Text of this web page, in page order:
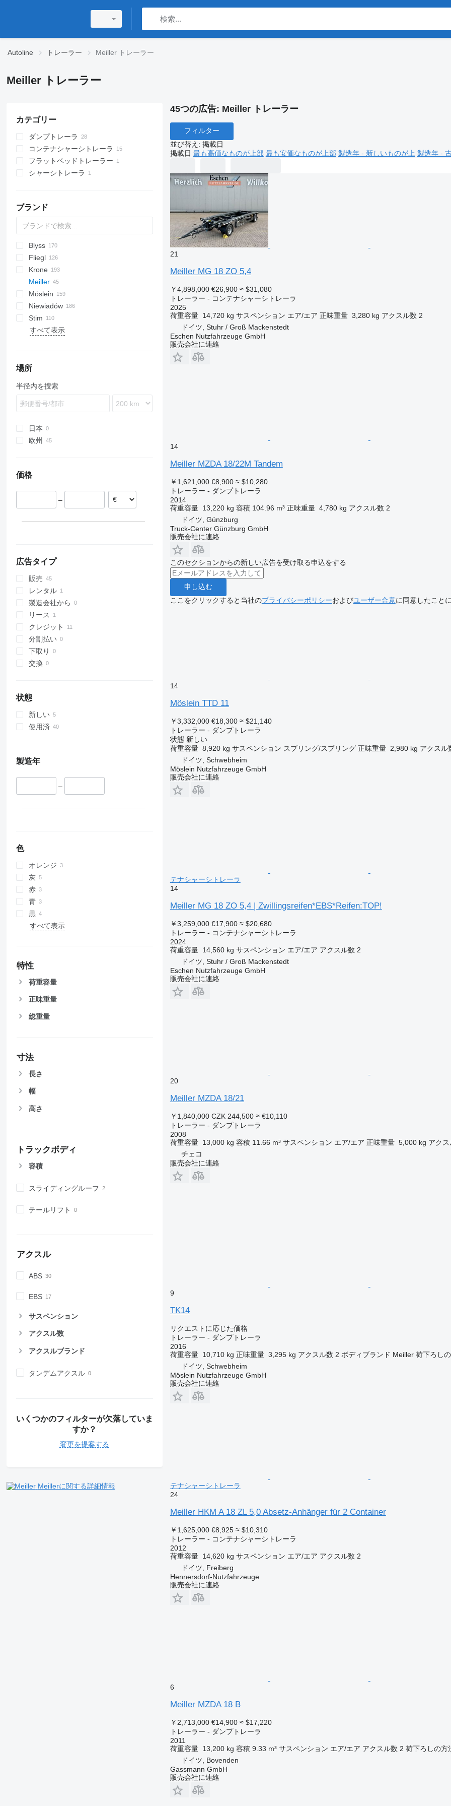
Autoline トレーラー Meiller トレーラー
Meiller トレーラー
カテゴリー
ダンプトレーラ
コンテナシャーシトレーラ
フラットベッドトレーラー
シャーシトレーラ
ブランド
PA
TPW
Z-series
HTS
GTB
PSX
PS
22
Brevis
Gigant
Blyss
Jupiter
Merkury
TA
Z
1205
2260
2270
2300
4260
5420
A Transporter
CarGo
Race Transporter
T Transporter
3 series
BPA
PT
202
CSD
Debon
Gold
Cargos
T 38
HW
A1010
A 1018
LVA
A-series
L-series
S-series
DURUS
TDK
ZDK
MAX
STBZ
Ducato
Fliegl
ASW
DK
DTS
EDK
HKL
SDS
TTS
TWP
ZPS
ZWP
FLA
HTS
HW
819
8328
8527
AC
STN
STZ
TU
CP
PE
DRA
2 JPZL
Azure
Indigo
TPG
Garant
HA
HK
HN
HS
HT
HAR
HMA
HSA
GH
GX
MV
TV
D-series
S-series
T-series
Krone
ADP
AZ
Profi Liner
SD
ZZ
GP
AW
YWE
ZFHB
ZK
ZW
A-series
Eurolohr
Maxilohr
837300
856102
856103
870100
MAC
Meiller
G-series
G18
MZDA
MZDA 18
MZDA 18/21
SL
Actros
Antos
Arocs
K-series
Möslein
T-series
THT
TKO
KA
T-series
8560
Niewiadów
N-series
HK
ASDV
EURO
240
T-series
OS
TUE
OL
MXD
TBD
PV
TV
Chieftain
PT
T185
T672
T679
T680
T683
T700
REDK
RUTDK
Kaiser
Pegasus
8551
CD
InterCombi
AFW
AWF
SGF
SKI
ZKI
ZKO
ZWF
BDF
PA
AP
AW
AGL
SG
Stim
Giga-Vitesse
CHT
Formula
Car Flat
VA
AWZ
PC
D-series
すべて表示
場所
半径内を捜索
日本
欧州
ハンガリー
価格
–
広告タイプ
販売
レンタル
製造会社から
リース
クレジット
分割払い
下取り
交換
状態
新しい
使用済
製造年
–
色
オレンジ
灰
赤
青
黒
すべて表示
特性
荷重容量
正味重量
総重量
寸法
長さ
幅
高さ
トラックボディ
容積
スライディングルーフ
テールリフト
アクスル
ABS
EBS
サスペンション
アクスル数
アクスルブランド
タンデムアクスル
いくつかのフィルターが欠落していま
すか？
変更を提案する
Meillerに関する詳細情報
45つの広告: Meiller トレーラー
フィルター
並び替え : 掲載日
掲載日 最も高価なものが上部 最も安価なものが上部 製造年 - 新しいものが上 製造年 -
21
Meiller MG 18 ZO 5,4
￥4,898,000 €26,900 ≈ $31,080
トレーラー - コンテナシャーシトレーラ
2025
荷重容量 14,720 kg サスペンション エア/エア 正味重量 3,280 kg アクスル数 2
ドイツ, Stuhr / Groß Mackenstedt
Eschen Nutzfahrzeuge GmbH
販売会社に連絡
14
Meiller MZDA 18/22M Tandem
￥1,621,000 €8,900 ≈ $10,280
トレーラー - ダンプトレーラ
2014
荷重容量 13,220 kg 容積 104.96 m³ 正味重量 4,780 kg アクスル数 2
ドイツ, Günzburg
Truck-Center Günzburg GmbH
販売会社に連絡
このセクションからの新しい広告を受け取る申込をする
申し込む
ここをクリックすると当社のプライバシーポリシーおよびユーザー合意に同意したこと
14
Möslein TTD 11
￥3,332,000 €18,300 ≈ $21,140
トレーラー - ダンプトレーラ
状態新しい
荷重容量 8,920 kg サスペンション スプリング/スプリング 正味重量 2,980 kg アクスル
ドイツ, Schwebheim
Möslein Nutzfahrzeuge GmbH
販売会社に連絡
テナシャーシトレーラ
14
Meiller MG 18 ZO 5,4 | Zwillingsreifen*EBS*Reifen:TOP!
￥3,259,000 €17,900 ≈ $20,680
トレーラー - コンテナシャーシトレーラ
2024
荷重容量 14,560 kg サスペンション エア/エア アクスル数 2
ドイツ, Stuhr / Groß Mackenstedt
Eschen Nutzfahrzeuge GmbH
販売会社に連絡
20
Meiller MZDA 18/21
￥1,840,000 CZK 244,500 ≈ €10,110
トレーラー - ダンプトレーラ
2008
荷重容量 13,000 kg 容積 11.66 m³ サスペンション エア/エア 正味重量 5,000 kg アクス
チェコ
販売会社に連絡
9
TK14
リクエストに応じた価格
トレーラー - ダンプトレーラ
2016
荷重容量 10,710 kg 正味重量 3,295 kg アクスル数 2 ボディブランド Meiller 荷下ろし
ドイツ, Schwebheim
Möslein Nutzfahrzeuge GmbH
販売会社に連絡
テナシャーシトレーラ
24
Meiller HKM A 18 ZL 5,0 Absetz-Anhänger für 2 Container
￥1,625,000 €8,925 ≈ $10,310
トレーラー - コンテナシャーシトレーラ
2012
荷重容量 14,620 kg サスペンション エア/エア アクスル数 2
ドイツ, Freiberg
Hennersdorf-Nutzfahrzeuge
販売会社に連絡
6
Meiller MZDA 18 B
￥2,713,000 €14,900 ≈ $17,220
トレーラー - ダンプトレーラ
2011
荷重容量 13,200 kg 容積 9.33 m³ サスペンション エア/エア アクスル数 2 荷下ろしの方
ドイツ, Bovenden
Gassmann GmbH
販売会社に連絡